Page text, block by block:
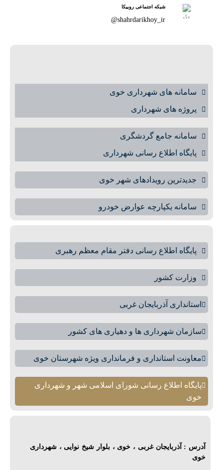
شبکه اجتماعی روبیکا
shahrdarikhoy_ir@
سامانه های شهرداری خوی
پروژه های شهرداری
سامانه جامع گردشگری
پایگاه اطلاع رسانی شهرداری
جدیدترین رویدادهای شهر خوی
سامانه یکپارچه عوارض خودرو
پایگاه اطلاع رسانی دفتر مقام معظم رهبری
وزارت کشور
استانداری آذربایجان غربی
سازمان شهرداری ها و دهیاری های کشور
معاونت استانداری و فرمانداری ویژه شهرستان خوی
پایگاه اطلاع رسانی شورای اسلامی شهر و شهرداری
خوی
آدرس : آذربایجان غربی ، خوی ، بلوار شیخ نوایی ، شهرداری
خوی